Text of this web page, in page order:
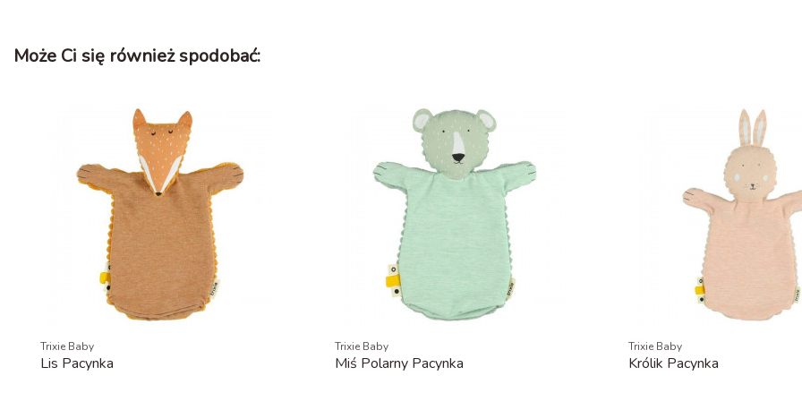
Może Ci się również spodobać:
Trixie Baby
Lis Pacynka
Trixie Baby
Miś Polarny Pacynka
Trixie Baby
Królik Pacynka